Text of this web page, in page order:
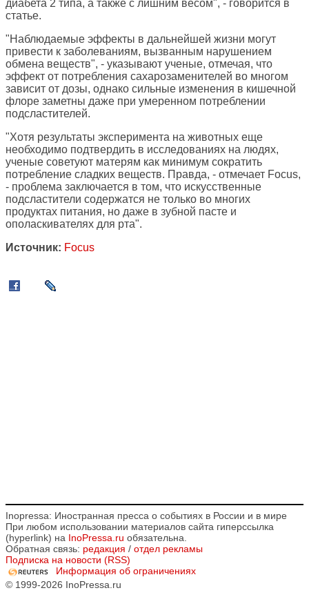
диабета 2 типа, а также с лишним весом", - говорится в
статье.
"Наблюдаемые эффекты в дальнейшей жизни могут
привести к заболеваниям, вызванным нарушением
обмена веществ", - указывают ученые, отмечая, что
эффект от потребления сахарозаменителей во многом
зависит от дозы, однако сильные изменения в кишечной
флоре заметны даже при умеренном потреблении
подсластителей.
"Хотя результаты эксперимента на животных еще
необходимо подтвердить в исследованиях на людях,
ученые советуют матерям как минимум сократить
потребление сладких веществ. Правда, - отмечает Focus,
- проблема заключается в том, что искусственные
подсластители содержатся не только во многих
продуктах питания, но даже в зубной пасте и
ополаскивателях для рта".
Источник: Focus
Inopressa: Иностранная пресса о событиях в России и в мире
При любом использовании материалов сайта гиперссылка
(hyperlink) на InoPressa.ru обязательна.
Обратная связь: редакция / отдел рекламы
Подписка на новости (RSS)
Информация об ограничениях
© 1999-2026 InoPressa.ru